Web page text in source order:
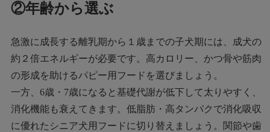
②年齢から選ぶ
急激に成長する離乳期から１歳までの子犬期には、成犬の
約２倍エネルギーが必要です。高カロリー、かつ骨や筋肉
の形成を助けるパピー用フードを選びましょう。
一方、6歳・7歳になると基礎代謝が低下して太りやすく、
消化機能も衰えてきます。低脂肪・高タンパクで消化吸収
に優れたシニア犬用フードに切り替えましょう。関節や歯